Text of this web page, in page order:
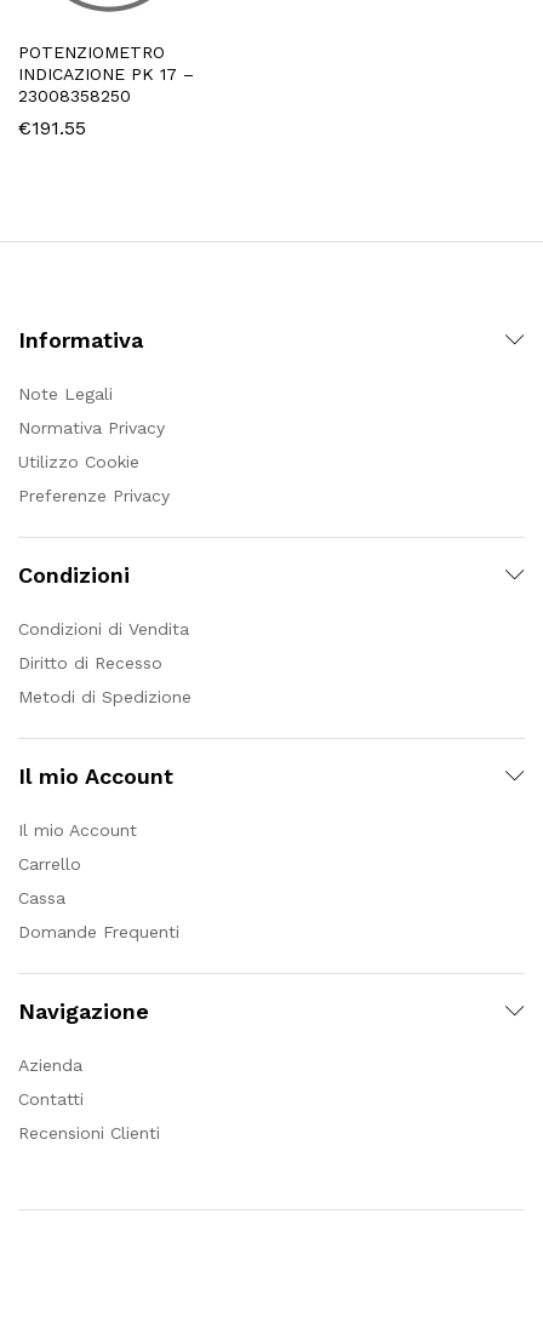
POTENZIOMETRO
INDICAZIONE PK 17 –
23008358250
€191.55
Informativa
Note Legali
Normativa Privacy
Utilizzo Cookie
Preferenze Privacy
Condizioni
Condizioni di Vendita
Diritto di Recesso
Metodi di Spedizione
Il mio Account
Il mio Account
Carrello
Cassa
Domande Frequenti
Navigazione
Azienda
Contatti
Recensioni Clienti